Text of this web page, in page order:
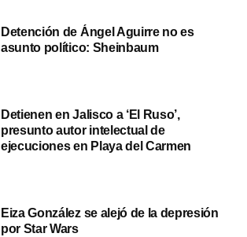
Detención de Ángel Aguirre no es
asunto político: Sheinbaum
Detienen en Jalisco a ‘El Ruso’,
presunto autor intelectual de
ejecuciones en Playa del Carmen
Eiza González se alejó de la depresión
por Star Wars